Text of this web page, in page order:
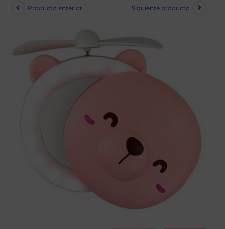
Producto anterior Siguiente producto